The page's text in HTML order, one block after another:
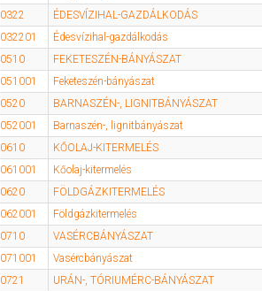
0322
ÉDESVÍZIHAL-GAZDÁLKODÁS
032201
Édesvízihal-gazdálkodás
0510
FEKETESZÉN-BÁNYÁSZAT
051001
Feketeszén-bányászat
0520
BARNASZÉN-, LIGNITBÁNYÁSZAT
052001
Barnaszén-, lignitbányászat
0610
KŐOLAJ-KITERMELÉS
061001
Kőolaj-kitermelés
0620
FÖLDGÁZKITERMELÉS
062001
Földgázkitermelés
0710
VASÉRCBÁNYÁSZAT
071001
Vasércbányászat
0721
URÁN-, TÓRIUMÉRC-BÁNYÁSZAT